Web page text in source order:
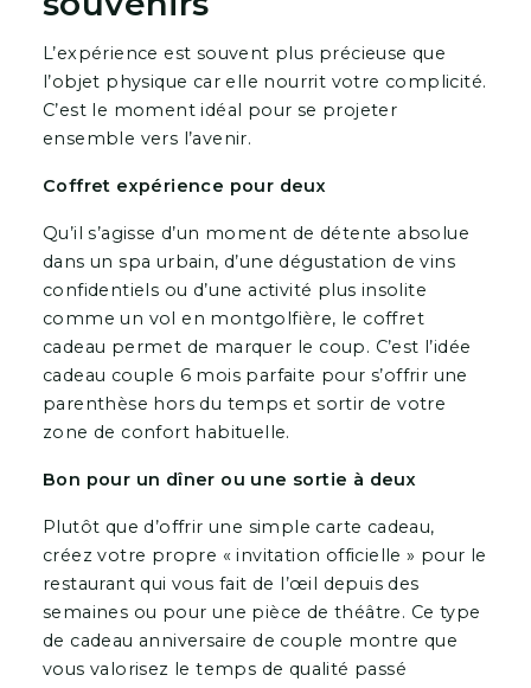
L’expérience est souvent plus précieuse que
l’objet physique car elle nourrit votre complicité.
C’est le moment idéal pour se projeter
ensemble vers l’avenir.
Coffret expérience pour deux
Qu’il s’agisse d’un moment de détente absolue
dans un spa urbain, d’une dégustation de vins
confidentiels ou d’une activité plus insolite
comme un vol en montgolfière, le coffret
cadeau permet de marquer le coup. C’est l’idée
cadeau couple 6 mois parfaite pour s’offrir une
parenthèse hors du temps et sortir de votre
zone de confort habituelle.
Bon pour un dîner ou une sortie à deux
Plutôt que d’offrir une simple carte cadeau,
créez votre propre « invitation officielle » pour le
restaurant qui vous fait de l’œil depuis des
semaines ou pour une pièce de théâtre. Ce type
de cadeau anniversaire de couple montre que
vous valorisez le temps de qualité passé